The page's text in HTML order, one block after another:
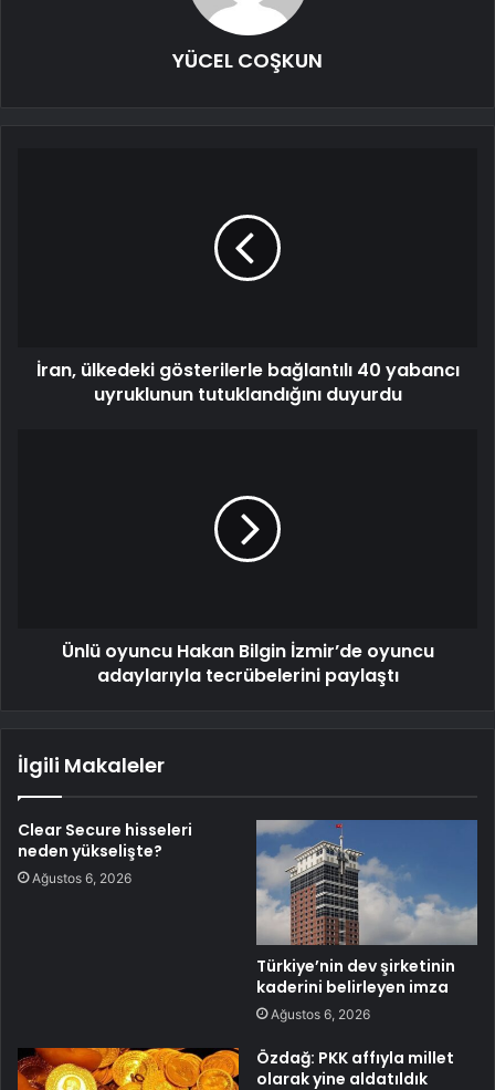
YÜCEL COŞKUN
İran, ülkedeki gösterilerle bağlantılı 40 yabancı
uyruklunun tutuklandığını duyurdu
Ünlü oyuncu Hakan Bilgin İzmir’de oyuncu
adaylarıyla tecrübelerini paylaştı
İlgili Makaleler
Clear Secure hisseleri
neden yükselişte?
Ağustos 6, 2026
Türkiye’nin dev şirketinin
kaderini belirleyen imza
Ağustos 6, 2026
Özdağ: PKK affıyla millet
olarak yine aldatıldık